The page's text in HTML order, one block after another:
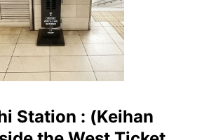
Station : (Keihan